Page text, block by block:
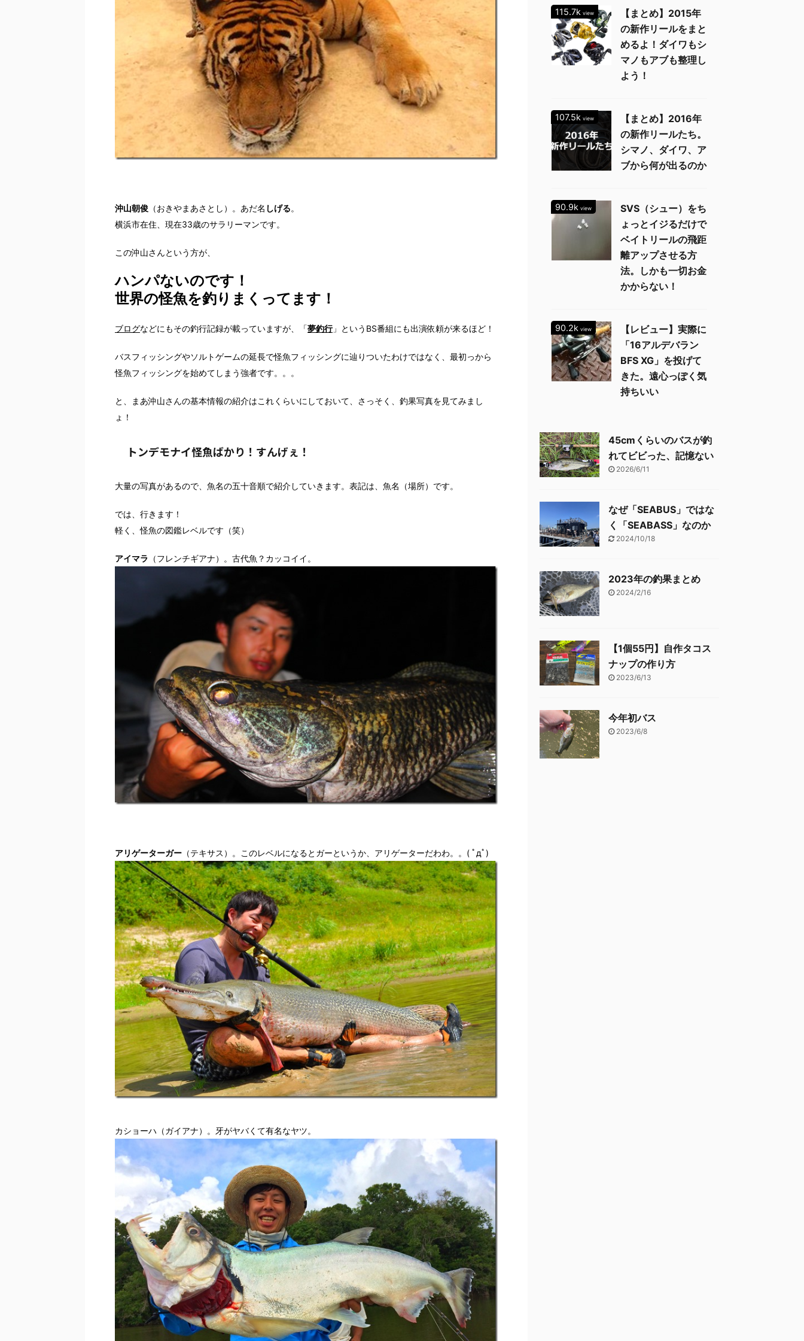
沖山朝俊 （おきやまあさとし）。あだ名 しげる。
横浜市在住、現在33歳のサラリーマンです。
この沖山さんという方が、
ハンパないのです！
世界の怪魚を釣りまくってます！
ブログなどにもその釣行記録が載っていますが、「夢釣行」というBS番組にも出演依頼が来るほど！
バスフィッシングやソルトゲームの延長で怪魚フィッシングに辿りついたわけではなく、最初っから
怪魚フィッシングを始めてしまう強者です。。。
と、まあ沖山さんの基本情報の紹介はこれくらいにしておいて、さっそく、釣果写真を見てみまし
ょ！
トンデモナイ怪魚ばかり！すんげぇ！
大量の写真があるので、魚名の五十音順で紹介していきます。表記は、魚名（場所）です。
では、行きます！
軽く、怪魚の図鑑レベルです（笑）
アイマラ （フレンチギアナ）。古代魚？カッコイイ。
アリゲーターガー （テキサス）。このレベルになるとガーというか、アリゲーターだわわ。。( ﾟдﾟ)
カショーハ（ガイアナ）。牙がヤバくて有名なヤツ。
115.7k view
【まとめ】2015年
の新作リールをまと
めるよ！ダイワもシ
マノもアブも整理し
よう！
107.5k view
【まとめ】2016年
の新作リールたち。
シマノ、ダイワ、ア
ブから何が出るのか
90.9k view
SVS（シュー）をち
ょっとイジるだけで
ベイトリールの飛距
離アップさせる方
法。しかも一切お金
かからない！
90.2k view
【レビュー】実際に
「16アルデバラン
BFS XG」を投げて
きた。遠心っぽく気
持ちいい
45cmくらいのバスが釣
れてビビった、記憶ない
2026/6/11
なぜ「SEABUS」ではな
く「SEABASS」なのか
2024/10/18
2023年の釣果まとめ
2024/2/16
【1個55円】自作タコス
ナップの作り方
2023/6/13
今年初バス
2023/6/8